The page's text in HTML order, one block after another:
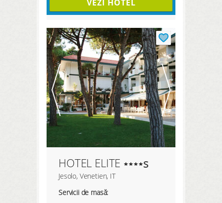
VEZI HOTEL
HOTEL ELITE s
Jesolo, Venetien, IT
Servicii de masă: